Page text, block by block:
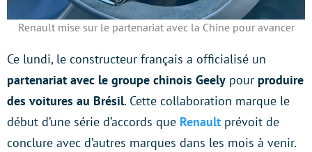
Renault mise sur le partenariat avec la Chine pour avancer
Ce lundi, le constructeur français a officialisé un
partenariat avec le groupe chinois Geely pour produire
des voitures au Brésil. Cette collaboration marque le
début d’une série d’accords que Renault prévoit de
conclure avec d’autres marques dans les mois à venir.